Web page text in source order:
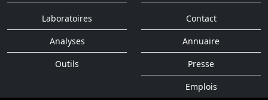
Laboratoires
Analyses
Outils
Contact
Annuaire
Presse
Emplois